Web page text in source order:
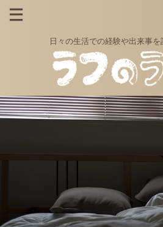
日々の生活での経験や出来事を